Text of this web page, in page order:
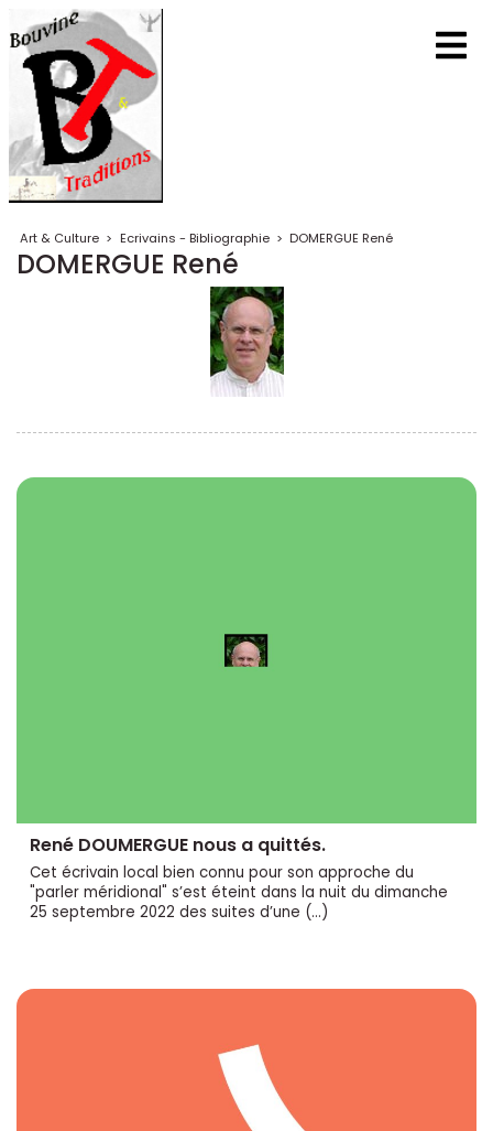
Art & Culture > Ecrivains - Bibliographie > DOMERGUE René
DOMERGUE René
René DOUMERGUE nous a quittés.
Cet écrivain local bien connu pour son approche du
"parler méridional" s’est éteint dans la nuit du dimanche
25 septembre 2022 des suites d’une (…)